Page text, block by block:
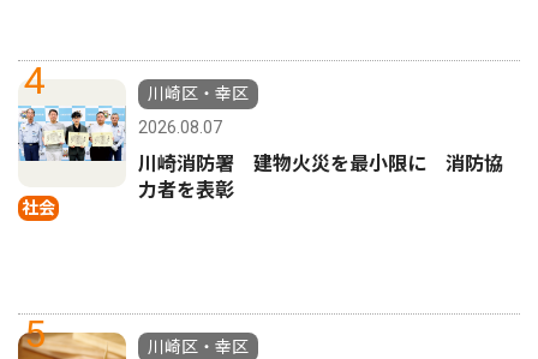
4
社会
川崎区・幸区
2026.08.07
川崎消防署 建物火災を最小限に 消防協
力者を表彰
5
川崎区・幸区